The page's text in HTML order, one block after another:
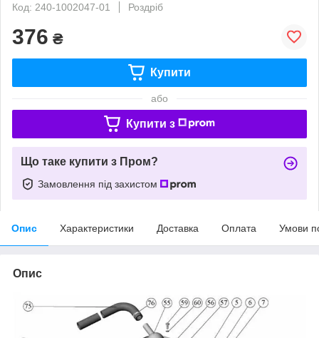
Код: 240-1002047-01
Роздріб
376 ₴
Купити
або
Купити з
Що таке купити з Пром?
Замовлення під захистом
Опис Характеристики Доставка Оплата Умови
Опис